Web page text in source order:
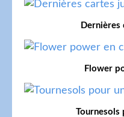
Dernières
Flower
Tournesols